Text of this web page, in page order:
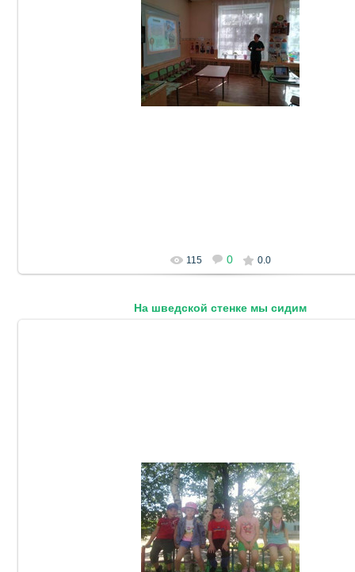
06.10.2023
DetSad14
115 0 0.0
На шведской стенке мы сидим
05.10.2023
DetSad14